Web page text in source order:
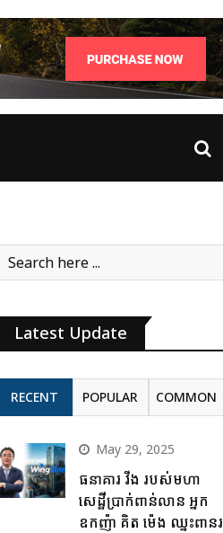
Latest Update
RECENT POPULAR COMMON
May 29, 2025
ធនាគារ វីង របស់មហា
សេដ្ឋីប្រាក់ពាន់លាន អ្នក
ឧកញ៉ា គិត ម៉េង ឈ្នះពានរ